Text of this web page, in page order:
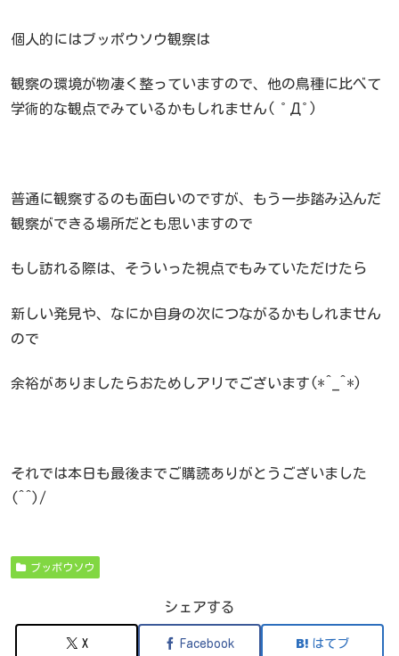
個人的にはブッポウソウ観察は
観察の環境が物凄く整っていますので、他の鳥種に比べて
学術的な観点でみているかもしれません( ﾟДﾟ)
普通に観察するのも面白いのですが、もう一歩踏み込んだ
観察ができる場所だとも思いますので
もし訪れる際は、そういった視点でもみていただけたら
新しい発見や、なにか自身の次につながるかもしれません
ので
余裕がありましたらおためしアリでございます(*^_^*)
それでは本日も最後までご購読ありがとうございました
(^^)/
ブッポウソウ
シェアする
X Facebook はてブ